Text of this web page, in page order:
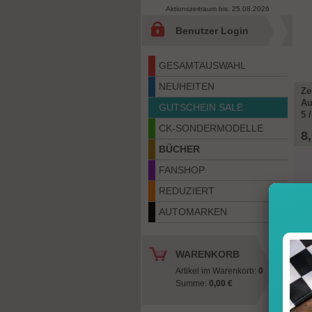
Aktionszeitraum bis: 25.08.2026
Benutzer Login
GESAMTAUSWAHL
NEUHEITEN
GUTSCHEIN SALE
CK-SONDERMODELLE
BÜCHER
FANSHOP
REDUZIERT
AUTOMARKEN
WARENKORB
Artikel im Warenkorb: 0
Summe: 0,00 €
5